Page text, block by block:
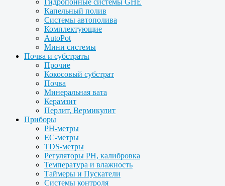
Гидропонные системы GHE
Капельный полив
Системы автополива
Комплектующие
AutoPot
Мини системы
Почва и субстраты
Прочие
Кокосовый субстрат
Почва
Минеральная вата
Керамзит
Перлит, Вермикулит
Приборы
PH-метры
EC-метры
TDS-метры
Регуляторы PH, калибровка
Температура и влажность
Таймеры и Пускатели
Системы контроля